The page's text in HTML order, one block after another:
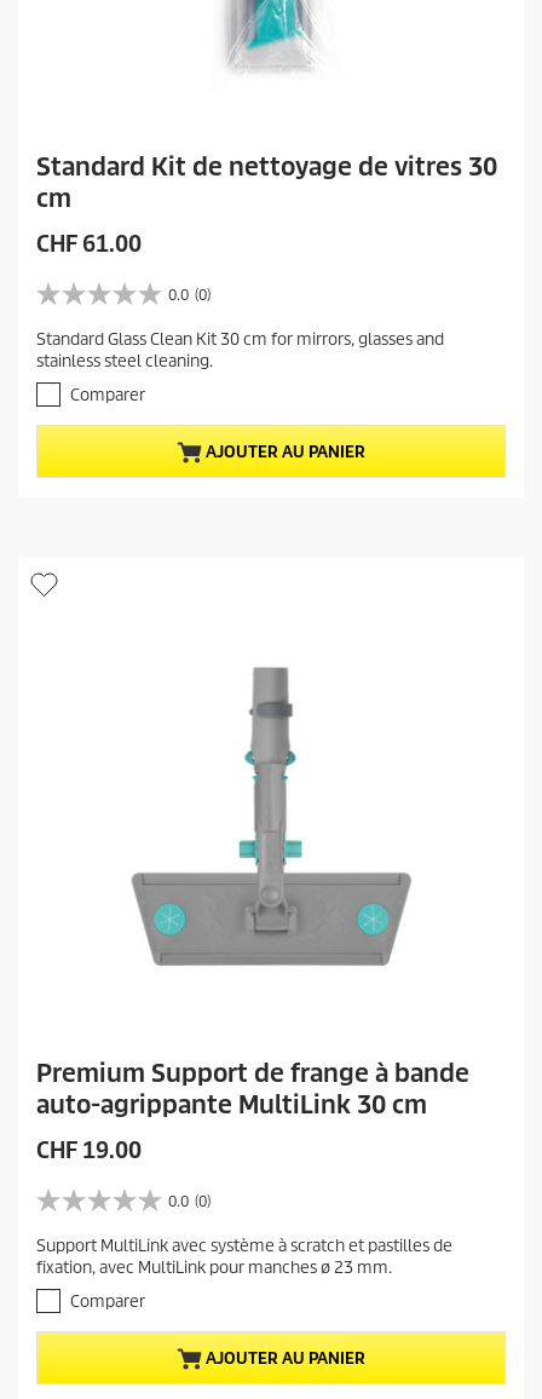
Standard Kit de nettoyage de vitres 30
cm
P
i
a
c
t
u
e
l
r
CHF 61.00
0.0 (0)
0
0
s
r
5
é
t
s
Standard Glass Clean Kit 30 cm for mirrors, glasses and
stainless steel cleaning.
Comparer
AJOUTER AU PANIER
Premium Support de frange à bande
auto-agrippante MultiLink 30 cm
P
i
a
c
t
u
e
l
CHF 19.00
0.0 (0)
0
0
s
r
5
é
t
Support MultiLink avec système à scratch et pastilles de
fixation, avec MultiLink pour manches ø 23 mm.
Comparer
AJOUTER AU PANIER